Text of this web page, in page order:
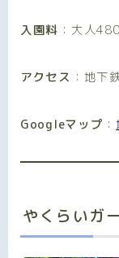
入園料 ：大人
アクセス ：地下
Googleマップ ：
やくらいガ